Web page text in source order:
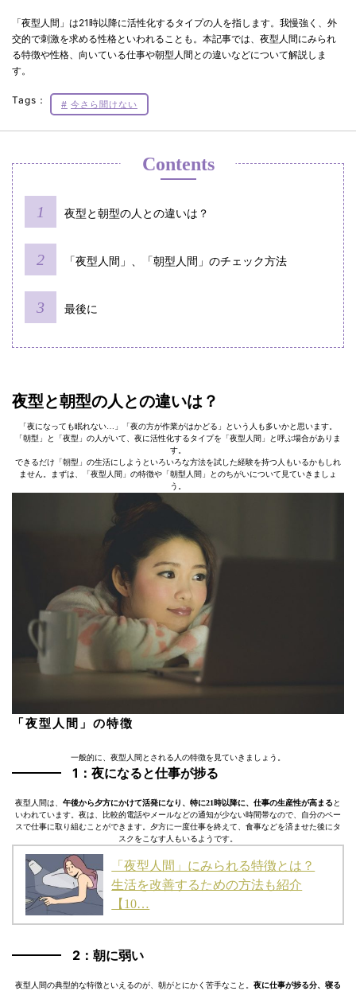
「夜型人間」は21時以降に活性化するタイプの人を指します。我慢強く、外
交的で刺激を求める性格といわれることも。本記事では、夜型人間にみられ
る特徴や性格、向いている仕事や朝型人間との違いなどについて解説しま
す。
Tags： 今さら聞けない
Contents
夜型と朝型の人との違いは？
「夜型人間」、「朝型人間」のチェック方法
最後に
夜型と朝型の人との違いは？
「夜になっても眠れない…」「夜の方が作業がはかどる」という人も多いかと思います。
「朝型」と「夜型」の人がいて、夜に活性化するタイプを「夜型人間」と呼ぶ場合がありま
す。
できるだけ「朝型」の生活にしようといろいろな方法を試した経験を持つ人もいるかもしれ
ません。まずは、「夜型人間」の特徴や「朝型人間」とのちがいについて見ていきましょ
う。
「夜型人間」の特徴
一般的に、夜型人間とされる人の特徴を見ていきましょう。
1：夜になると仕事が捗る
夜型人間は、 午後から夕方にかけて活発になり、特に21時以降に、仕事の生産性が高まる と
いわれています。夜は、比較的電話やメールなどの通知が少ない時間帯なので、自分のペー
スで仕事に取り組むことができます。夕方に一度仕事を終えて、食事などを済ませた後にタ
スクをこなす人もいるようです。
「夜型人間」にみられる特徴とは？
生活を改善するための方法も紹介
【10…
2：朝に弱い
夜型人間の典型的な特徴といえるのが、朝がとにかく苦手なこと。 夜に仕事が捗る分、寝る